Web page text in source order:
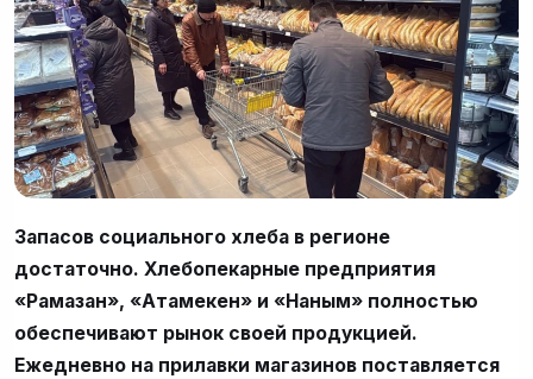
Запасов социального хлеба в регионе
достаточно. Хлебопекарные предприятия
«Рамазан», «Атамекен» и «Наным» полностью
обеспечивают рынок своей продукцией.
Ежедневно на прилавки магазинов поставляется